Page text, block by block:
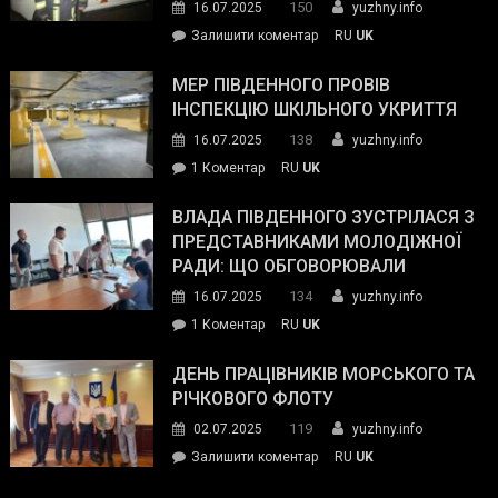
силових
та
органів:
«Наш
спільний
окупанти.
Маємо
діяти
команда
16.07.2025 150
yuzhny.info
Залишити коментарon
ДСНС
власноруч
пожежу
у
RU UK
МЕР ПІВДЕННОГО ПРОВІВ
ІНСПЕКЦІЮ ШКІЛЬНОГО УКРИТТЯ
16.07.2025 138
yuzhny.info
1 Коментардо
Південного
провів
інспекцію
укриття
RU UK
ВЛАДА ПІВДЕННОГО ЗУСТРІЛАСЯ З
ПРЕДСТАВНИКАМИ МОЛОДІЖНОЇ
РАДИ: ЩО ОБГОВОРЮВАЛИ
16.07.2025 134
yuzhny.info
1 Коментардо
Південного
зустрілася
представниками
молодіжної
RU UK
ДЕНЬ ПРАЦІВНИКІВ МОРСЬКОГО ТА
РІЧКОВОГО ФЛОТУ
02.07.2025 119
yuzhny.info
Залишити коментарon
RU UK